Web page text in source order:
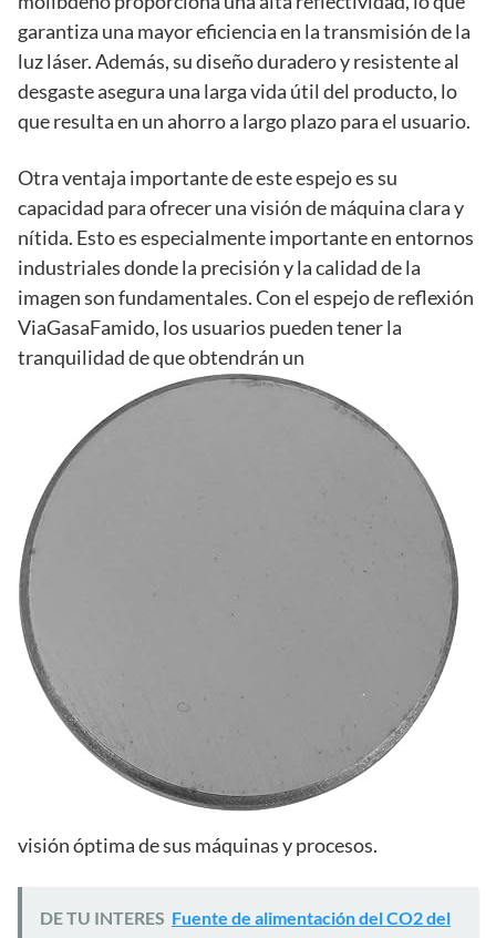
garantiza una mayor eficiencia en la transmisión de la
luz láser. Además, su diseño duradero y resistente al
desgaste asegura una larga vida útil del producto, lo
que resulta en un ahorro a largo plazo para el usuario.
Otra ventaja importante de este espejo es su
capacidad para ofrecer una visión de máquina clara y
nítida. Esto es especialmente importante en entornos
industriales donde la precisión y la calidad de la
imagen son fundamentales. Con el espejo de reflexión
ViaGasaFamido, los usuarios pueden tener la
tranquilidad de que obtendrán un
visión óptima de sus máquinas y procesos.
DE TU INTERES Fuente de alimentación del CO2 del